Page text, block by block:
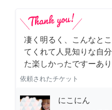
凄く明るく、こんなと
てくれて人見知りな自
た楽しかったですーあ
依頼されたチケット
にこにん